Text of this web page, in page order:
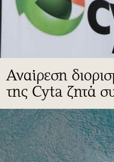
Αναίρεση
της Cyta ζητά